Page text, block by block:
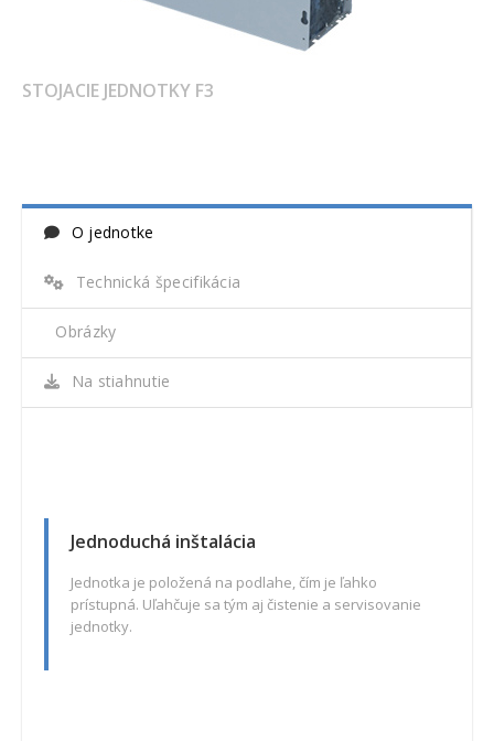
STOJACIE JEDNOTKY F3
O jednotke
Technická špecifikácia
Obrázky
Na stiahnutie
Jednoduchá inštalácia
Jednotka je položená na podlahe, čím je ľahko
prístupná. Uľahčuje sa tým aj čistenie a servisovanie
jednotky.